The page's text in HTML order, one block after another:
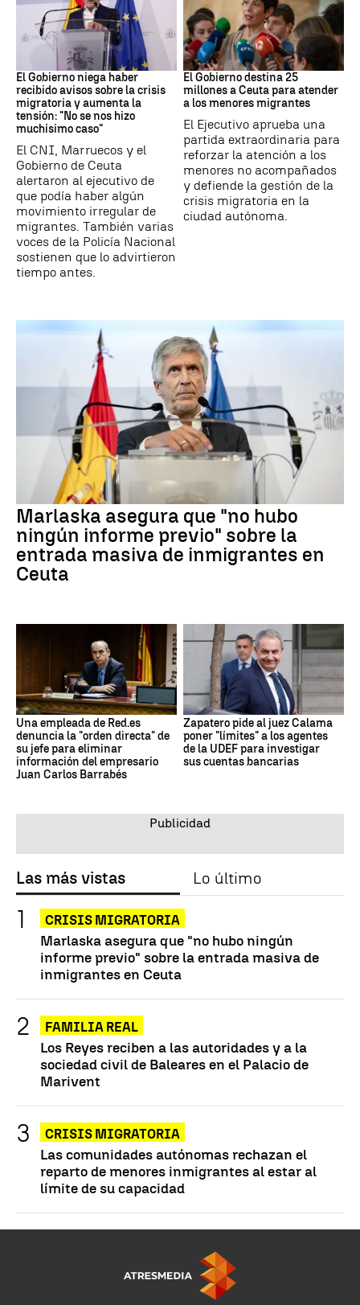
El Gobierno niega haber
recibido avisos sobre la crisis
migratoria y aumenta la
tensión: "No se nos hizo
muchísimo caso"
El CNI, Marruecos y el
Gobierno de Ceuta
alertaron al ejecutivo de
que podía haber algún
movimiento irregular de
migrantes. También varias
voces de la Policía Nacional
sostienen que lo advirtieron
tiempo antes.
Crisis migratoria
El Gobierno destina 25
millones a Ceuta para atender
a los menores migrantes
El Ejecutivo aprueba una
partida extraordinaria para
reforzar la atención a los
menores no acompañados
y defiende la gestión de la
crisis migratoria en la
ciudad autónoma.
Marlaska asegura que "no hubo
ningún informe previo" sobre la
entrada masiva de inmigrantes en
Ceuta
Una empleada de Red.es
denuncia la "orden directa" de
su jefe para eliminar
información del empresario
Juan Carlos Barrabés
Zapatero pide al juez Calama
poner "límites" a los agentes
de la UDEF para investigar
sus cuentas bancarias
Las más vistas Lo último
CRISIS MIGRATORIA
Marlaska asegura que "no hubo ningún
informe previo" sobre la entrada masiva de
inmigrantes en Ceuta
FAMILIA REAL
Los Reyes reciben a las autoridades y a la
sociedad civil de Baleares en el Palacio de
Marivent
CRISIS MIGRATORIA
Las comunidades autónomas rechazan el
reparto de menores inmigrantes al estar al
límite de su capacidad